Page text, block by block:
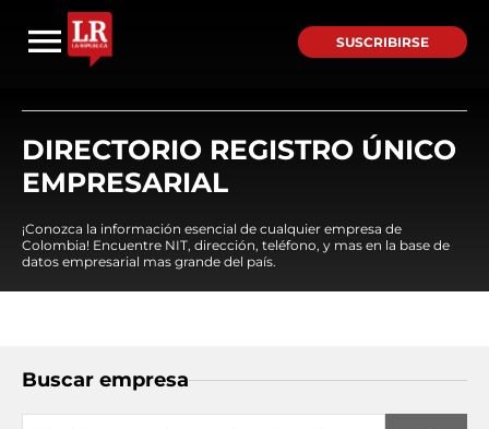
SUSCRIBIRSE
DIRECTORIO REGISTRO ÚNICO
EMPRESARIAL
¡Conozca la información esencial de cualquier empresa de
Colombia! Encuentre NIT, dirección, teléfono, y mas en la base de
datos empresarial mas grande del país.
Buscar empresa